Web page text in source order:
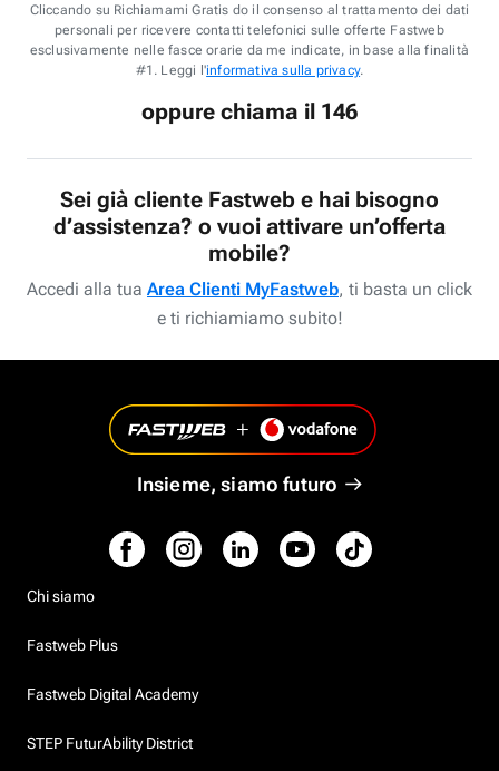
Cliccando su Richiamami Gratis do il consenso al trattamento dei dati
personali per ricevere contatti telefonici sulle offerte Fastweb
esclusivamente nelle fasce orarie da me indicate, in base alla finalità
#1. Leggi l'informativa sulla privacy.
oppure chiama il 146
Sei già cliente Fastweb e hai bisogno
d’assistenza? o vuoi attivare un’offerta
mobile?
Accedi alla tua Area Clienti MyFastweb, ti basta un click
e ti richiamiamo subito!
Insieme, siamo futuro
Chi siamo
Fastweb Plus
Fastweb Digital Academy
STEP FuturAbility District